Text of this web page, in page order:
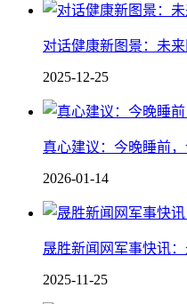
对话健康新图景：未
2025-12-25
真心建议：今晚睡前
2026-01-14
晟胜新闻网军事快讯
2025-11-25